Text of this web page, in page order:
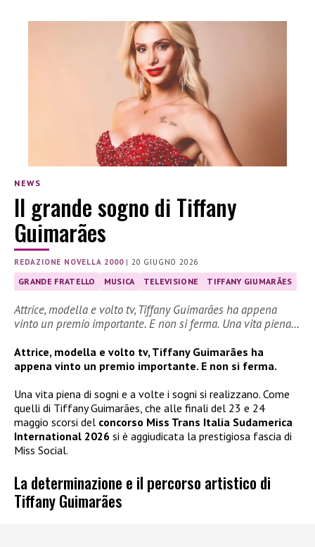
NEWS
Il grande sogno di Tiffany
Guimarães
REDAZIONE NOVELLA 2000|20 GIUGNO 2026
GRANDE FRATELLO MUSICA TELEVISIONE TIFFANY GIUMARÃES
Attrice, modella e volto tv, Tiffany Guimarães ha appena
vinto un premio importante. E non si ferma. Una vita piena…
Attrice, modella e volto tv, Tiffany Guimarães ha
appena vinto un premio importante. E non si ferma.
Una vita piena di sogni e a volte i sogni si realizzano. Come
quelli di Tiffany Guimarães, che alle finali del 23 e 24
maggio scorsi del concorso Miss Trans Italia Sudamerica
International 2026 si è aggiudicata la prestigiosa fascia di
Miss Social.
La determinazione e il percorso artistico di
Tiffany Guimarães